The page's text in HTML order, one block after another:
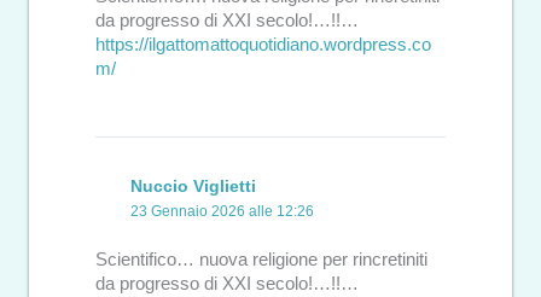
da progresso di XXI secolo!…!!…
https://ilgattomattoquotidiano.wordpress.co
m/
Nuccio Viglietti
23 Gennaio 2026 alle 12:26
Scientifico… nuova religione per rincretiniti
da progresso di XXI secolo!…!!…